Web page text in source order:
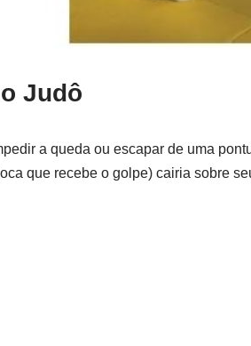
Judô
a queda ou escapar de uma
que recebe o golpe) cairia sobre